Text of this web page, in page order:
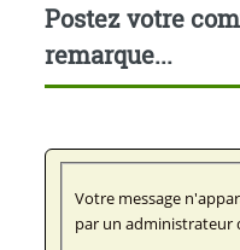
Postez votre
remarque...
Votre message
par un administrateur